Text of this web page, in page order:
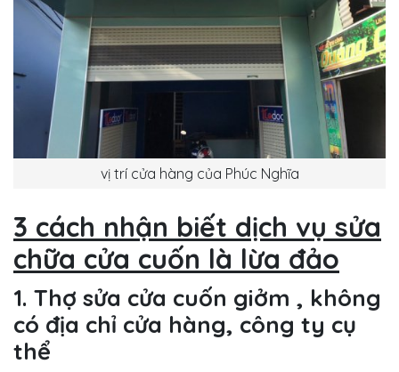
vị trí cửa hàng của Phúc Nghĩa
3 cách nhận biết dịch vụ sửa
chữa cửa cuốn là lừa đảo
1. Thợ sửa cửa cuốn giởm , không
có địa chỉ cửa hàng, công ty cụ
thể